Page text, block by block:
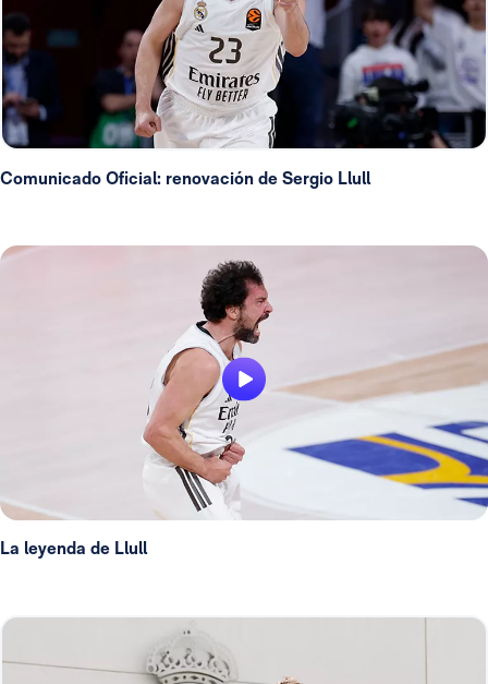
Comunicado Oficial: renovación de Sergio Llull
La leyenda de Llull